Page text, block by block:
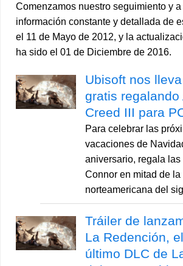
Comenzamos nuestro seguimiento y a
información constante y detallada de
el 11 de Mayo de 2012, y la
ha sido el 01 de Diciembre de 2016.
Ubisoft nos
gratis regalando
Creed III para
Para celebrar las
vacaciones de
aniversario, regala
Connor en mitad de
norteamericana del
Tráiler de
La Redención,
último DLC de